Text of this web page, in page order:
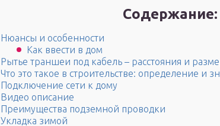
Содержание:
Нюансы и особенности
Как ввести в дом
Рытье траншеи под кабель – расстояния и
Что это такое в строительстве: определение и
Подключение сети к дому
Видео описание
Преимущества подземной проводки
Укладка зимой